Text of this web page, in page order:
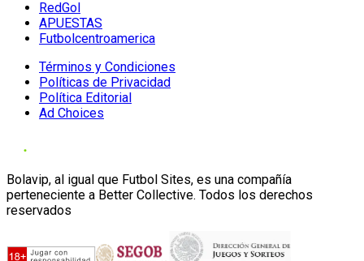
RedGol
APUESTAS
Futbolcentroamerica
Términos y Condiciones
Políticas de Privacidad
Política Editorial
Ad Choices
Bolavip, al igual que Futbol Sites, es una compañía
perteneciente a Better Collective. Todos los derechos
reservados